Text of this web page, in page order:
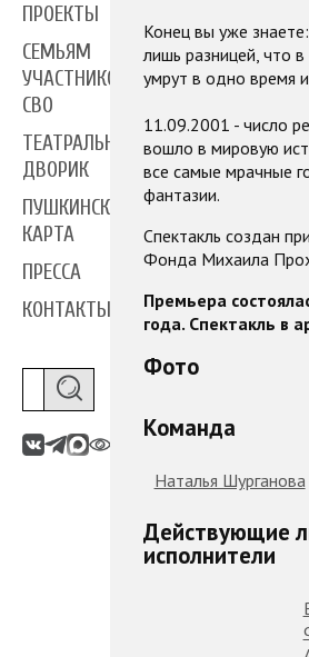
ПРОЕКТЫ
СЕМЬЯМ
УЧАСТНИКОВ
СВО
ТЕАТРАЛЬНЫЙ
ДВОРИК
ПУШКИНСКАЯ
КАРТА
ПРЕССА
КОНТАКТЫ
Конец вы уже
лишь разницей, что
умрут в одно время
11.09.2001 - число
вошло в мировую
все самые мрачные
фантазии.
Спектакль создан
Фонда Михаила
Премьера
года. Спектакль в
Фото
Команда
Наталья Шурганова
Действующие
исполнители